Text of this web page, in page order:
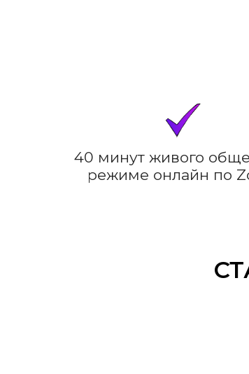
40 минут живого
режиме онлайн по